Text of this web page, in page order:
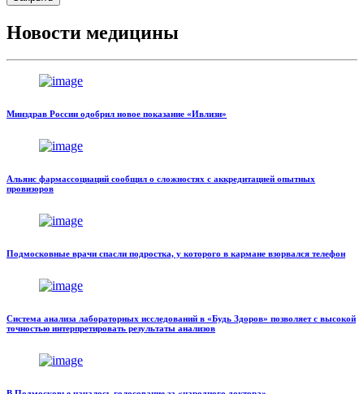
Новости медицины
Минздрав России одобрил новое показание «Ивлизи»
Альянс фармассоциаций сообщил о сложностях с аккредитацией опытных
провизоров
Подмосковные врачи спасли подростка, у которого в кармане взорвался телефон
Система анализа лабораторных исследований в «Будь Здоров» позволяет с высокой
точностью интерпретировать результаты анализов